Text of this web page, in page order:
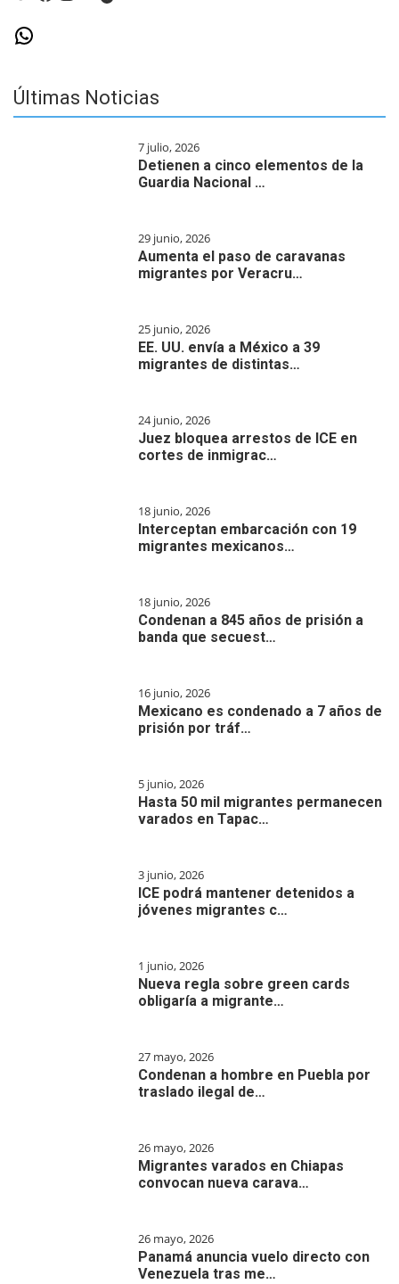
WhatsApp
Últimas Noticias
7 julio, 2026
Detienen a cinco elementos de la
Guardia Nacional …
29 junio, 2026
Aumenta el paso de caravanas
migrantes por Veracru…
25 junio, 2026
EE. UU. envía a México a 39
migrantes de distintas…
24 junio, 2026
Juez bloquea arrestos de ICE en
cortes de inmigrac…
18 junio, 2026
Interceptan embarcación con 19
migrantes mexicanos…
18 junio, 2026
Condenan a 845 años de prisión a
banda que secuest…
16 junio, 2026
Mexicano es condenado a 7 años de
prisión por tráf…
5 junio, 2026
Hasta 50 mil migrantes permanecen
varados en Tapac…
3 junio, 2026
ICE podrá mantener detenidos a
jóvenes migrantes c…
1 junio, 2026
Nueva regla sobre green cards
obligaría a migrante…
27 mayo, 2026
Condenan a hombre en Puebla por
traslado ilegal de…
26 mayo, 2026
Migrantes varados en Chiapas
convocan nueva carava…
26 mayo, 2026
Panamá anuncia vuelo directo con
Venezuela tras me…